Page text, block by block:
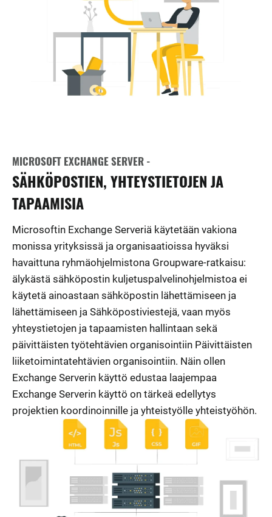
MICROSOFT EXCHANGE SERVER -
SÄHKÖPOSTIEN, YHTEYSTIETOJEN JA
TAPAAMISIA
Microsoftin Exchange Serveriä käytetään vakiona
monissa yrityksissä ja organisaatioissa hyväksi
havaittuna ryhmäohjelmistona Groupware-ratkaisu:
älykästä sähköpostin kuljetuspalvelinohjelmistoa ei
käytetä ainoastaan sähköpostin lähettämiseen ja
lähettämiseen ja Sähköpostiviestejä, vaan myös
yhteystietojen ja tapaamisten hallintaan sekä
päivittäisten työtehtävien organisointiin Päivittäisten
liiketoimintatehtävien organisointiin. Näin ollen
Exchange Serverin käyttö edustaa laajempaa
Exchange Serverin käyttö on tärkeä edellytys
projektien koordinoinnille ja yhteistyölle yhteistyöhön.